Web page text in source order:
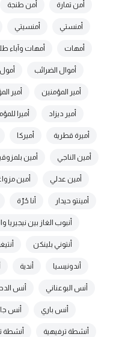
أمن تمارة أمن طنجة
أمنستي أمنسيتي
أمهات أمهات وآباء
أموال الضرائب أمول
أمير المؤمنين أمير
أمير ديزاد أميرا
أميرة قطرية أميركا
أمين الناجي أمين
أمين عدلي أمين
أمينتو حيدار أنا حُرّة
أنبوب الغاز بين نيجيريا
أنتوني بلينكن
أندونيسيا أندية
أنس البوعناني أنس
أنس باري أنس
أنشطة ترفيهية أنشطة